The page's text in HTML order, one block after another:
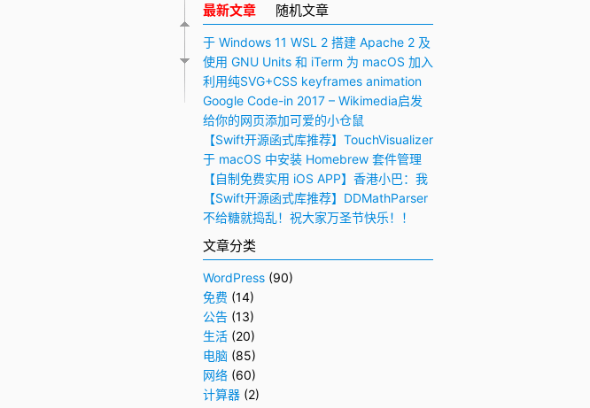
最新文章 随机文章
于 Windows 11 WSL 2 搭建 Apache 2 及
PHP 7 开发环境
使用 GNU Units 和 iTerm 为 macOS 加入
快捷多功能计算器
利用纯SVG+CSS keyframes animation
动画实现手写毛笔字（书法）效果
Google Code-in 2017 – Wikimedia启发
与感想
给你的网页添加可爱的小仓鼠
【Swift开源函式库推荐】TouchVisualizer
– 于屏幕上显示你所触摸的位置
于 macOS 中安装 Homebrew 套件管理
工具
【自制免费实用 iOS APP】香港小巴：我
要下车！
【Swift开源函式库推荐】DDMathParser
– 通过文字表达式（算式）计算结果
不给糖就捣乱！祝大家万圣节快乐！！
文章分类
WordPress (90)
免费 (14)
公告 (13)
生活 (20)
电脑 (85)
网络 (60)
计算器 (2)